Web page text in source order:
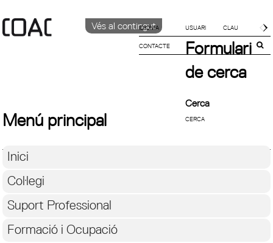
Vés al contingut
IDIOMA
CATALÀ
CONTACTE
Formulari
de cerca
Cerca
Menú principal
Inici
Col·legi
Suport Professional
Formació i Ocupació